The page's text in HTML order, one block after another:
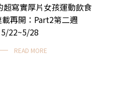
超寫實厚片女孩運動飲食
再開：Part2第二週
5/22~5/28
READ MORE